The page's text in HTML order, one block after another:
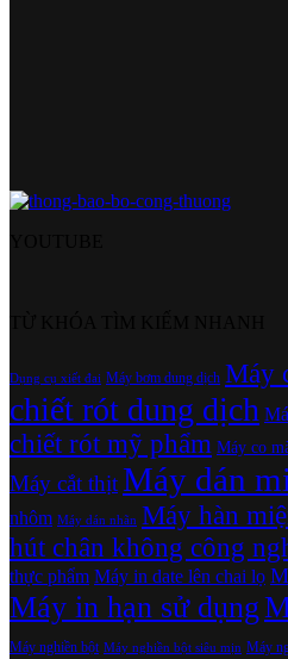
Dụng cụ xiết đai Máy bơm dung dịch Máy
chiết rót dung dịch
chiết rót mỹ phẩm Máy co
Máy cắt thịtMáy dán
nhôm Máy dán nhãn Máy hàn
hút chân không công
thực phẩm Máy in date lên chai lọ
Máy in hạn sử dụng
Máy nghiền bột Máy nghiền bột siêu mịn Máy